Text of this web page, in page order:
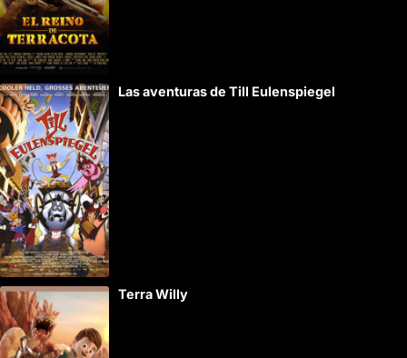
Las aventuras de Till Eulenspiegel
Terra Willy